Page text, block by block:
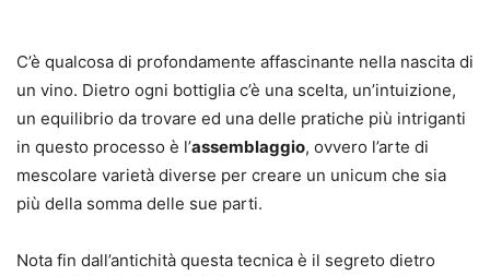
C’è qualcosa di profondamente affascinante nella nascita di
un vino. Dietro ogni bottiglia c’è una scelta, un’intuizione,
un equilibrio da trovare ed una delle pratiche più intriganti
in questo processo è l’assemblaggio, ovvero l’arte di
mescolare varietà diverse per creare un unicum che sia
più della somma delle sue parti.
Nota fin dall’antichità questa tecnica è il segreto dietro